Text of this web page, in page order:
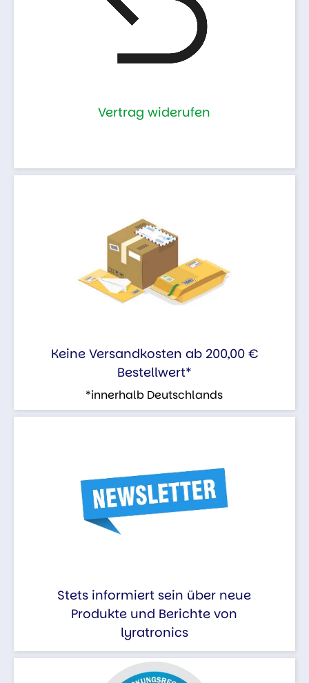
Vertrag widerufen
Keine Versandkosten ab 200,00 €
Bestellwert*
*innerhalb Deutschlands
Stets informiert sein über neue
Produkte und Berichte von
lyratronics